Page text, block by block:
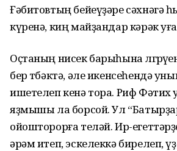
Ғәбитовтың бейеүҙәре
күренә, киң майҙандар кәрәк
Оҫтаның нисек барыһына
бер төбәктә, әле икенсеһендә
ишетелеп кенә тора. Риф
яҙмышы ла борсой. Ул
ойошторорға теләй. Ир-
әрәм итеп, эскелеккә бирелеп,